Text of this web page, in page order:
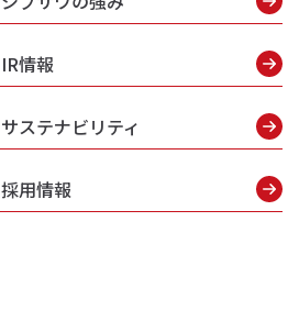
IR情報
サステナビリティ
採用情報